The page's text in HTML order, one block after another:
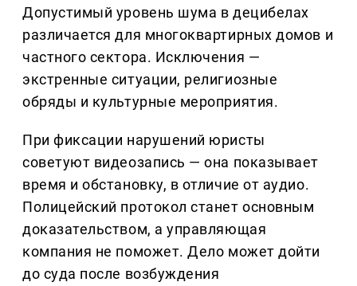
Допустимый уровень шума в децибелах
различается для многоквартирных домов и
частного сектора. Исключения —
экстренные ситуации, религиозные
обряды и культурные мероприятия.
При фиксации нарушений юристы
советуют видеозапись — она показывает
время и обстановку, в отличие от аудио.
Полицейский протокол станет основным
доказательством, а управляющая
компания не поможет. Дело может дойти
до суда после возбуждения